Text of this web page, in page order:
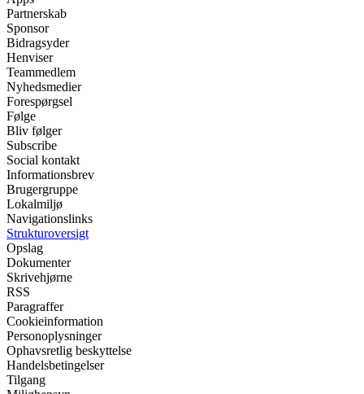
Partnerskab
Sponsor
Bidragsyder
Henviser
Teammedlem
Nyhedsmedier
Forespørgsel
Følge
Bliv følger
Subscribe
Social kontakt
Informationsbrev
Brugergruppe
Lokalmiljø
Navigationslinks
Strukturoversigt
Opslag
Dokumenter
Skrivehjørne
RSS
Paragraffer
Cookieinformation
Personoplysninger
Ophavsretlig beskyttelse
Handelsbetingelser
Tilgang